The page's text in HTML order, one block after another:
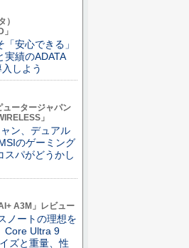
）
安心できる」
実績のADATA
しよう
ュータージャパン
」
ン、デュアル
のゲーミング
スパがどうかし
A3M」レビュー
ノートの理想を
Core Ultra 9
ズと重量、性